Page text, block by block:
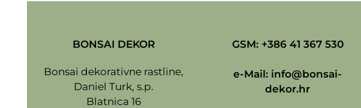
BONSAI DEKOR
Bonsai dekorativne rastline,
Daniel Turk, s.p.
Blatnica 16
GSM: +386 41 367 530
e-Mail: info@bonsai-
dekor.hr